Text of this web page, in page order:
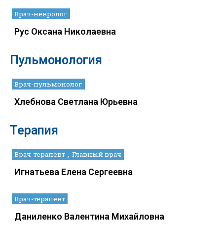
Врач-невролог
Рус Оксана Николаевна
Пульмонология
Врач-пульмонолог
Хлебнова Светлана Юрьевна
Терапия
Врач-терапевт Главный врач
Игнатьева Елена Сергеевна
Врач-терапевт
Даниленко Валентина Михайловна